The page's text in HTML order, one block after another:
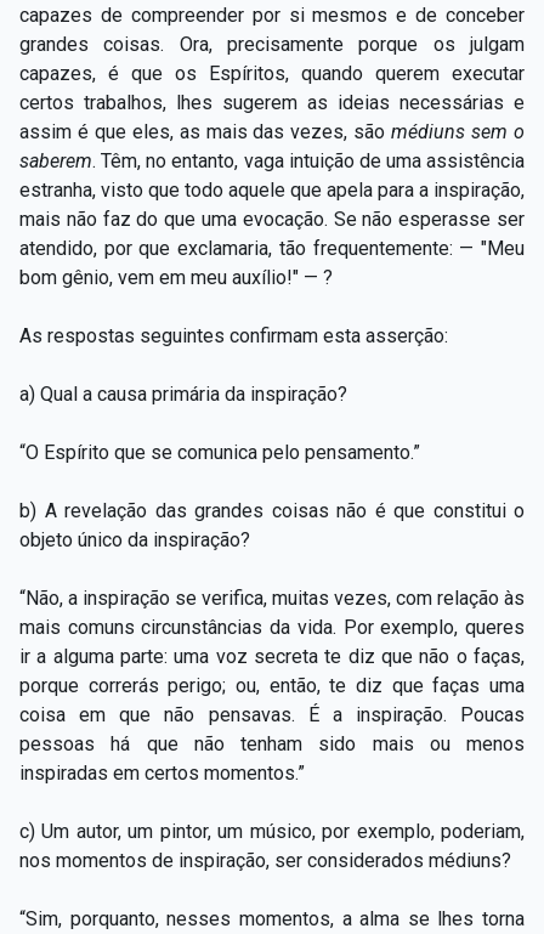
capazes de compreender por si mesmos e de conceber
grandes coisas. Ora, precisamente porque os julgam
capazes, é que os Espíritos, quando querem executar
certos trabalhos, lhes sugerem as ideias necessárias e
assim é que eles, as mais das vezes, sãomédiuns sem o
saberem. Têm, no entanto, vaga intuição de uma assistência
estranha, visto que todo aquele que apela para a inspiração,
mais não faz do que uma evocação. Se não esperasse ser
atendido, por que exclamaria, tão frequentemente: — "Meu
bom gênio, vem em meu auxílio!" — ?
As respostas seguintes confirmam esta asserção:
a) Qual a causa primária da inspiração?
“O Espírito que se comunica pelo pensamento.”
b) A revelação das grandes coisas não é que constitui o
objeto único da inspiração?
“Não, a inspiração se verifica, muitas vezes, com relação às
mais comuns circunstâncias da vida. Por exemplo, queres
ir a alguma parte: uma voz secreta te diz que não o faças,
porque correrás perigo; ou, então, te diz que faças uma
coisa em que não pensavas. É a inspiração. Poucas
pessoas há que não tenham sido mais ou menos
inspiradas em certos momentos.”
c) Um autor, um pintor, um músico, por exemplo, poderiam,
nos momentos de inspiração, ser considerados médiuns?
“Sim, porquanto, nesses momentos, a alma se lhes torna